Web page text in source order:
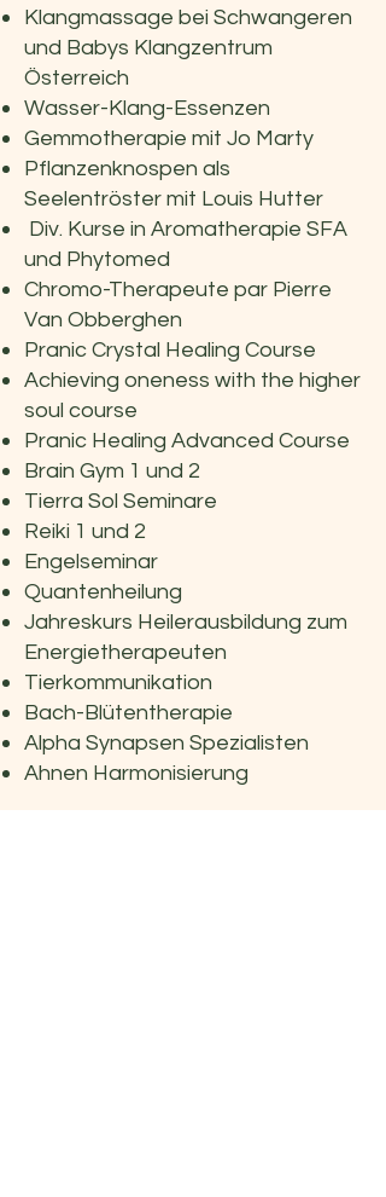
Klangmassage bei Schwangeren
und Babys Klangzentrum
Österreich
Wasser-Klang-Essenzen
Gemmotherapie mit Jo Marty
Pflanzenknospen als
Seelentröster mit Louis Hutter
Div. Kurse in Aromatherapie SFA
und Phytomed
Chromo-Therapeute par Pierre
Van Obberghen
Pranic Crystal Healing Course
Achieving oneness with the higher
soul course
Pranic Healing Advanced Course
Brain Gym 1 und 2
Tierra Sol Seminare
Reiki 1 und 2
Engelseminar
Quantenheilung
Jahreskurs Heilerausbildung zum
Energietherapeuten
Tierkommunikation
Bach-Blütentherapie
Alpha Synapsen Spezialisten
Ahnen Harmonisierung